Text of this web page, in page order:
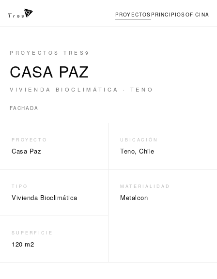
PROYECTOS PRINCIPIOSOFICINA
PROYECTOS TRES9
CASA PAZ
VIVIENDA BIOCLIMÁTICA · TENO
FACHADA
PROYECTO
Casa Paz
UBICACIÓN
Teno, Chile
TIPO
Vivienda Bioclimática
MATERIALIDAD
Metalcon
SUPERFICIE
120 m2